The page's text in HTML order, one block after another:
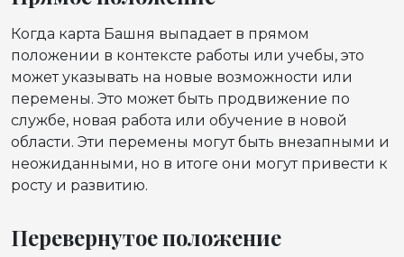
Когда карта Башня выпадает в прямом
положении в контексте работы или учебы, это
может указывать на новые возможности или
перемены. Это может быть продвижение по
службе, новая работа или обучение в новой
области. Эти перемены могут быть внезапными и
неожиданными, но в итоге они могут привести к
росту и развитию.
Перевернутое положение